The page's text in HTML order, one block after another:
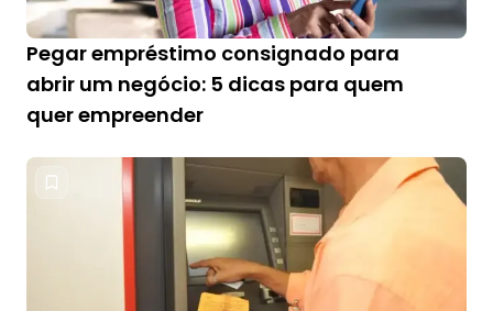
Pegar empréstimo consignado para
abrir um negócio: 5 dicas para quem
quer empreender